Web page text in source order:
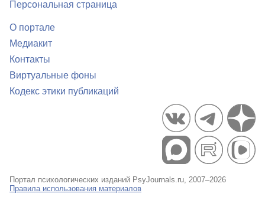
Персональная страница
О портале
Медиакит
Контакты
Виртуальные фоны
Кодекс этики публикаций
Портал психологических изданий PsyJournals.ru, 2007–2026
Правила использования материалов